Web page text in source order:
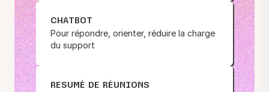
CHATBOT
Pour répondre, orienter, réduire la charge
du support
RESUMÉ DE RÉUNIONS